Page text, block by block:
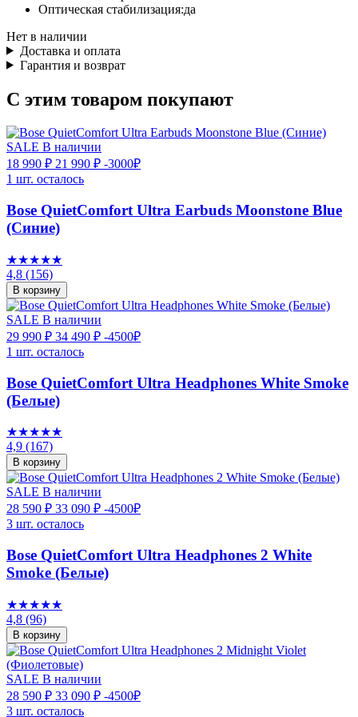
Оптическая стабилизация:да
Нет в наличии
Доставка и оплата
Гарантия и возврат
С этим товаром покупают
SALE В наличии
18 990 ₽ 21 990 ₽ -3000₽
1 шт. осталось
Bose QuietComfort Ultra Earbuds Moonstone Blue
(Синие)
★★★★★
4,8 (156)
В корзину
SALE В наличии
29 990 ₽ 34 490 ₽ -4500₽
1 шт. осталось
Bose QuietComfort Ultra Headphones White Smoke
(Белые)
★★★★★
4,9 (167)
В корзину
SALE В наличии
28 590 ₽ 33 090 ₽ -4500₽
3 шт. осталось
Bose QuietComfort Ultra Headphones 2 White
Smoke (Белые)
★★★★★
4,8 (96)
В корзину
SALE В наличии
28 590 ₽ 33 090 ₽ -4500₽
3 шт. осталось